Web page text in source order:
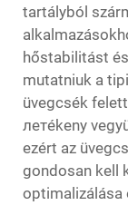
tartályból
hőstabilitást
mutatniuk a
üvegcsék
летékeny
ezért az
gondosan kell
optimalizálása